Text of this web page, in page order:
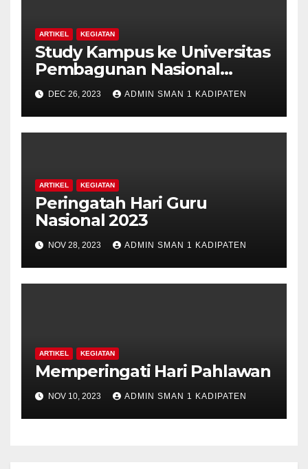
ARTIKEL KEGIATAN
Study Kampus ke Universitas
Pembagunan Nasional
“Veteran”
DEC 26, 2023 ADMIN SMAN 1 KADIPATEN
ARTIKEL KEGIATAN
Peringatah Hari Guru
Nasional 2023
NOV 28, 2023 ADMIN SMAN 1 KADIPATEN
ARTIKEL KEGIATAN
Memperingati Hari Pahlawan
NOV 10, 2023 ADMIN SMAN 1 KADIPATEN